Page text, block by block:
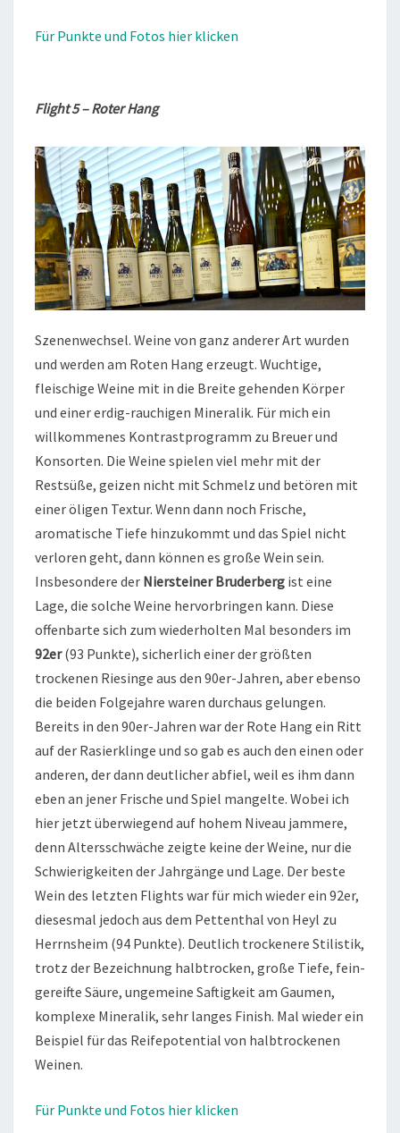
Für Punkte und Fotos hier klicken
Flight 5 – Roter Hang
Szenenwechsel. Weine von ganz anderer Art wurden
und werden am Roten Hang erzeugt. Wuchtige,
fleischige Weine mit in die Breite gehenden Körper
und einer erdig-rauchigen Mineralik. Für mich ein
willkommenes Kontrastprogramm zu Breuer und
Konsorten. Die Weine spielen viel mehr mit der
Restsüße, geizen nicht mit Schmelz und betören mit
einer öligen Textur. Wenn dann noch Frische,
aromatische Tiefe hinzukommt und das Spiel nicht
verloren geht, dann können es große Wein sein.
Insbesondere der Niersteiner Bruderberg ist eine
Lage, die solche Weine hervorbringen kann. Diese
offenbarte sich zum wiederholten Mal besonders im
92er(93 Punkte), sicherlich einer der größten
trockenen Riesinge aus den 90er-Jahren, aber ebenso
die beiden Folgejahre waren durchaus gelungen.
Bereits in den 90er-Jahren war der Rote Hang ein Ritt
auf der Rasierklinge und so gab es auch den einen oder
anderen, der dann deutlicher abfiel, weil es ihm dann
eben an jener Frische und Spiel mangelte. Wobei ich
hier jetzt überwiegend auf hohem Niveau jammere,
denn Altersschwäche zeigte keine der Weine, nur die
Schwierigkeiten der Jahrgänge und Lage. Der beste
Wein des letzten Flights war für mich wieder ein 92er,
diesesmal jedoch aus dem Pettenthal von Heyl zu
Herrnsheim (94 Punkte). Deutlich trockenere Stilistik,
trotz der Bezeichnung halbtrocken, große Tiefe, fein-
gereifte Säure, ungemeine Saftigkeit am Gaumen,
komplexe Mineralik, sehr langes Finish. Mal wieder ein
Beispiel für das Reifepotential von halbtrockenen
Weinen.
Für Punkte und Fotos hier klicken